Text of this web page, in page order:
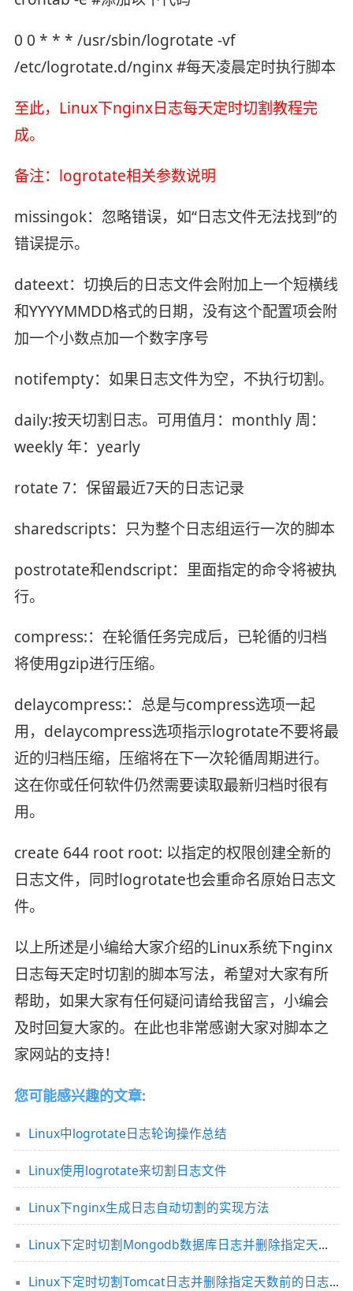
0 0 * * * /usr/sbin/logrotate -vf
/etc/logrotate.d/nginx #每天凌晨定时执行脚本
至此，Linux下nginx日志每天定时切割教程完
成。
备注：logrotate相关参数说明
missingok：忽略错误，如“日志文件无法找到”的
错误提示。
dateext：切换后的日志文件会附加上一个短横线
和YYYYMMDD格式的日期，没有这个配置项会附
加一个小数点加一个数字序号
notifempty：如果日志文件为空，不执行切割。
daily:按天切割日志。可用值月：monthly 周：
weekly 年：yearly
rotate 7：保留最近7天的日志记录
sharedscripts：只为整个日志组运行一次的脚本
postrotate和endscript：里面指定的命令将被执
行。
compress:：在轮循任务完成后，已轮循的归档
将使用gzip进行压缩。
delaycompress:：总是与compress选项一起
用，delaycompress选项指示logrotate不要将最
近的归档压缩，压缩将在下一次轮循周期进行。
这在你或任何软件仍然需要读取最新归档时很有
用。
create 644 root root: 以指定的权限创建全新的
日志文件，同时logrotate也会重命名原始日志文
件。
以上所述是小编给大家介绍的Linux系统下nginx
日志每天定时切割的脚本写法，希望对大家有所
帮助，如果大家有任何疑问请给我留言，小编会
及时回复大家的。在此也非常感谢大家对脚本之
家网站的支持！
您可能感兴趣的文章:
Linux中logrotate日志轮询操作总结
Linux使用logrotate来切割日志文件
Linux下nginx生成日志自动切割的实现方法
Linux下定时切割Mongodb数据库日志并删除指定天数前的日志记录
Linux下定时切割Tomcat日志并删除指定天数前的日志记录